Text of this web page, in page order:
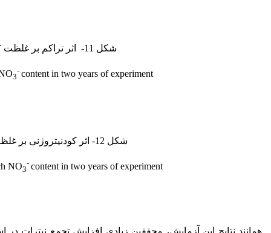
شکل 11- اثر تراکم بر غلظت
3
- content in two years of experiment.
شکل 12- اثر کودنیتروژنی بر غلظت
NO3
- content in two years of experiment.